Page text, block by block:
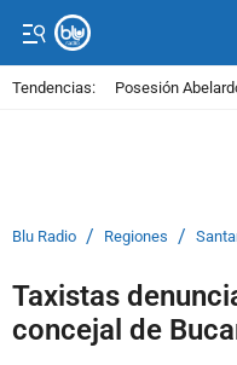
Tendencias: Posesión
Blu Radio / Regiones /
Taxistas
concejal de